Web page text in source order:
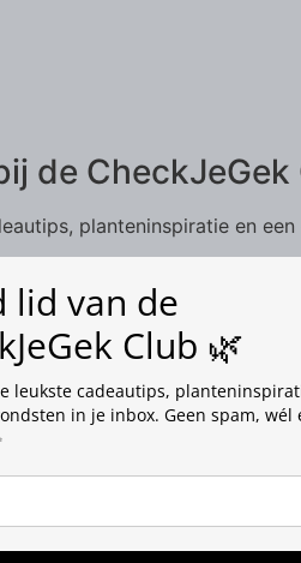
de CheckJeGek
planteninspiratie en
lid van de
Club 🌿
leukste cadeautips,
in je inbox. Geen spam, wél